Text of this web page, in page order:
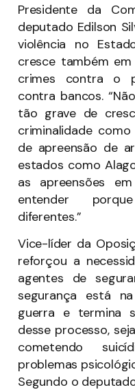
Presidente da
deputado Edilson
violência no
cresce também
crimes contra o
contra bancos.
tão grave de
criminalidade
de apreensão de
estados como
as apreensões
entender
diferentes.”
Vice-líder da
reforçou a
agentes de
segurança está
guerra e termina
desse processo,
cometendo
problemas
Segundo o